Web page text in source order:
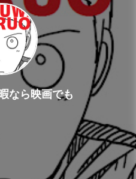
なら映画でも